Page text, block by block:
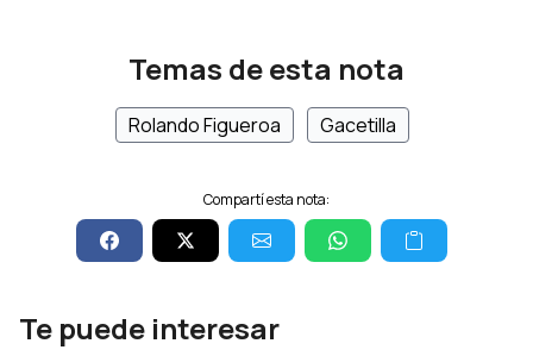
Temas de esta nota
Rolando Figueroa Gacetilla
Compartí esta nota:
Te puede interesar